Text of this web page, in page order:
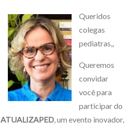
Queridos
colegas
pediatras,,
Queremos
convidar
você para
participar do
ATUALIZAPED, um evento inovador,